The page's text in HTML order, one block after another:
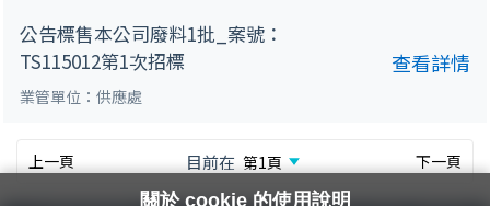
公告標售本公司廢料1批_案號：
TS115012第1次招標
業管單位：供應處
查看詳情
上一頁 目前在
下一頁
關於 cookie 的使用說明